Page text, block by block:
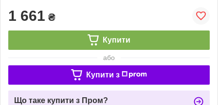
1 661 ₴
Купити
або
Купити з
Що таке купити з Пром?